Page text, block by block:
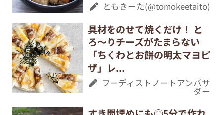
ともきーた(@tomokeetaito)
具材をのせて焼くだけ！ と
ろ～りチーズがたまらない
「ちくわとお餅の明太マヨピ
ザ」レ...
フーディストノートアンバサ
ダー